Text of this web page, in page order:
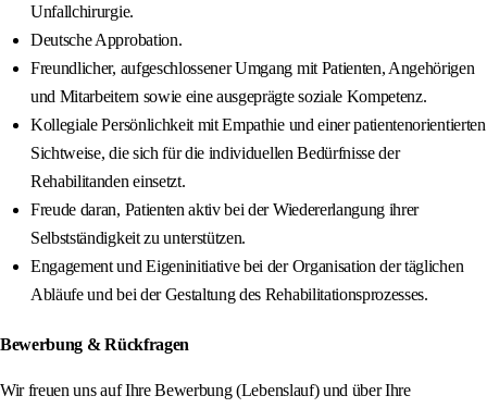
Unfallchirurgie.
Deutsche Approbation.
Freundlicher, aufgeschlossener Umgang mit Patienten, Angehörigen
und Mitarbeitern sowie eine ausgeprägte soziale Kompetenz.
Kollegiale Persönlichkeit mit Empathie und einer patientenorientierten
Sichtweise, die sich für die individuellen Bedürfnisse der
Rehabilitanden einsetzt.
Freude daran, Patienten aktiv bei der Wiedererlangung ihrer
Selbstständigkeit zu unterstützen.
Engagement und Eigeninitiative bei der Organisation der täglichen
Abläufe und bei der Gestaltung des Rehabilitationsprozesses.
Bewerbung & Rückfragen
Wir freuen uns auf Ihre Bewerbung (Lebenslauf) und über Ihre